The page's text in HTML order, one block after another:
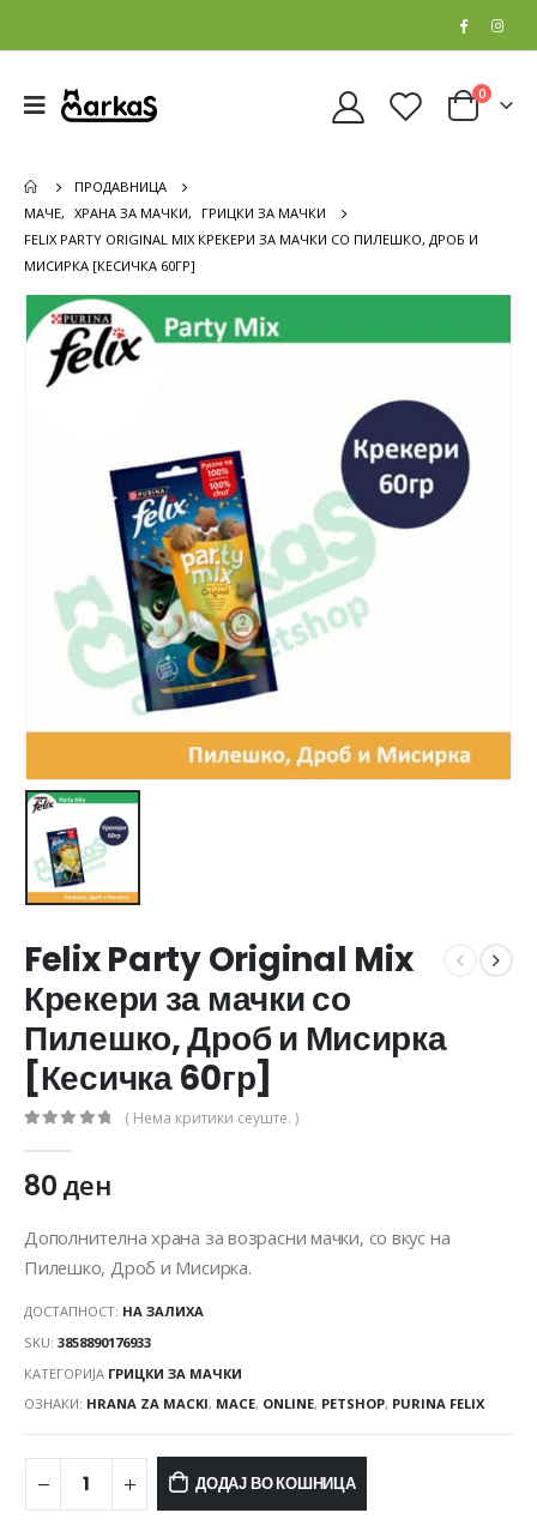
0
ПРОДАВНИЦА
МАЧЕ, ХРАНА ЗА МАЧКИ,
ГРИЦКИ ЗА МАЧКИ
FELIX PARTY ORIGINAL MIX КРЕКЕРИ ЗА МАЧКИ СО ПИЛЕШКО, ДРОБ И
МИСИРКА [КЕСИЧКА 60ГР]
Felix Party Original Mix
Крекери за мачки со
Пилешко, Дроб и Мисирка
[Кесичка 60гр]
( Нема критики сеуште. )
80ден
Дополнителна храна за возрасни мачки, со вкус на
Пилешко, Дроб и Мисирка.
ДОСТАПНОСТ: НА ЗАЛИХА
SKU: 3858890176933
КАТЕГОРИЈА ГРИЦКИ ЗА МАЧКИ
ОЗНАКИ: HRANA ZA MACKI, MACE, ONLINE, PETSHOP, PURINA FELIX
ДОДАЈ ВО КОШНИЦА